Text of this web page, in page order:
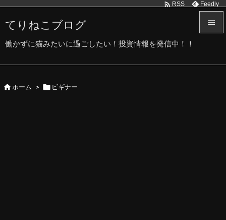
てりねこブログ
働かずに猫みたいに過ごしたい！投資情報を発信中！！

 RSS Feedly
ホーム >  ビギナー